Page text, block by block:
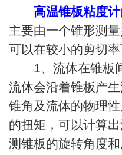
高温锥板粘度计
主要由一个锥形测
可以在较小的剪切
1、流体在锥板间
流体会沿着锥板产
锥角及流体的物理
的扭矩，可以计算
测锥板的旋转角度